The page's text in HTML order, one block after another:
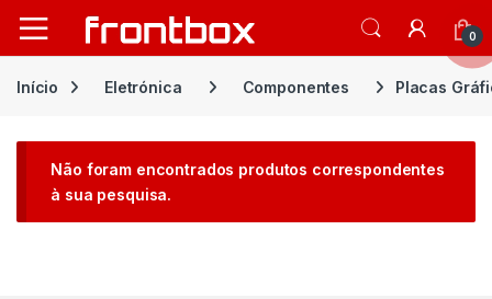
Open 0
Início Eletrónica Componentes Placas
Não foram encontrados produtos correspondentes
à sua pesquisa.